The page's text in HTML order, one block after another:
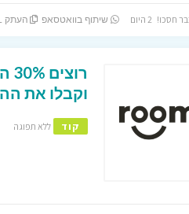
שיתוף בוואטסאפ העתק URL
וקבלו את
קוד ללא תפוגה